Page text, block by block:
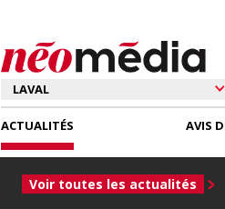
ACTUALITÉS
Voir toutes les actualités
AVIS